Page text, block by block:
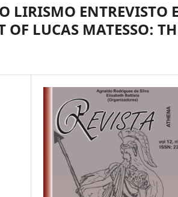
LIRISMO ENTREVISTO
OF LUCAS MATESSO: